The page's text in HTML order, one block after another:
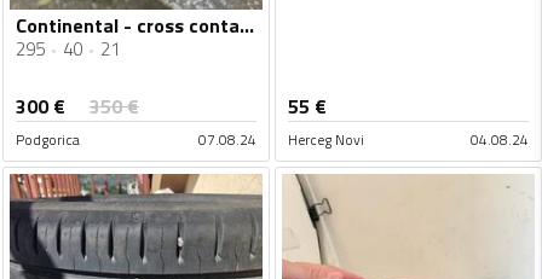
Continental - cross contact 295/40/21 - Univerzalna guma
295 40 21
300€ 350€
Podgorica 07.08.24
55 €
Herceg Novi 04.08.24